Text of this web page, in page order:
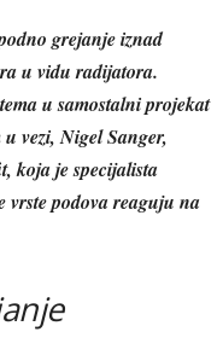
grejanje iznad
u vidu radijatora.
u samostalni projekat
vezi, Nigel Sanger,
koja je specijalista
vrste podova reaguju na